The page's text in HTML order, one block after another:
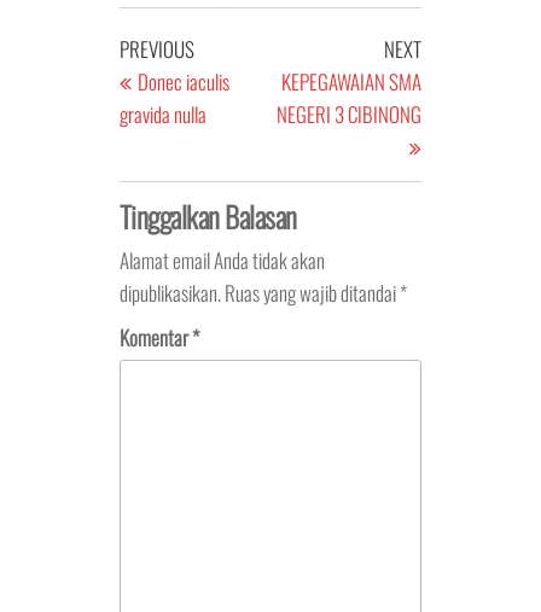
Navigasi
pos
Previous
Post
PREVIOUS
Donec iaculis
gravida nulla
Next
Post
NEXT
KEPEGAWAIAN SMA
NEGERI 3 CIBINONG
Tinggalkan Balasan
Alamat email Anda tidak akan
dipublikasikan.Ruas yang wajib ditandai*
Komentar*